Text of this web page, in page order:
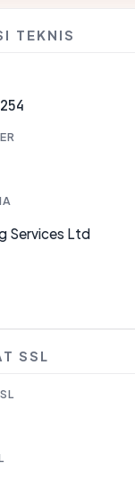
TEKNIS
Services Ltd
SSL